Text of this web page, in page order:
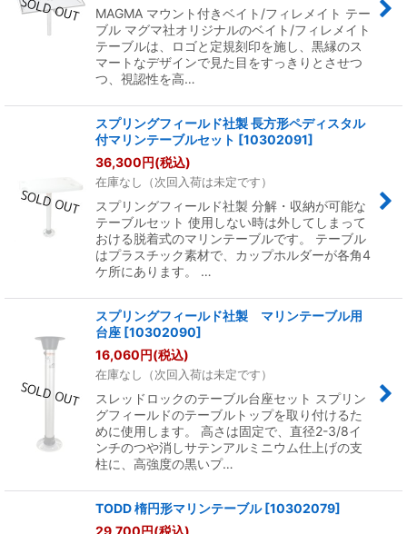
MAGMA マウント付きベイト/フィレメイト テー
ブル マグマ社オリジナルのベイト/フィレメイト
テーブルは、ロゴと定規刻印を施し、黒縁のス
マートなデザインで見た目をすっきりとさせつ
つ、視認性を高…
スプリングフィールド社製 長方形ペディスタル
付マリンテーブルセット [10302091]
36,300円(税込)
在庫なし（次回入荷は未定です）
スプリングフィールド社製 分解・収納が可能な
テーブルセット 使用しない時は外してしまって
おける脱着式のマリンテーブルです。 テーブル
はプラスチック素材で、カップホルダーが各角4
ケ所にあります。 …
スプリングフィールド社製 マリンテーブル用
台座 [10302090]
16,060円(税込)
在庫なし（次回入荷は未定です）
スレッドロックのテーブル台座セット スプリン
グフィールドのテーブルトップを取り付けるた
めに使用します。 高さは固定で、直径2-3/8イ
ンチのつや消しサテンアルミニウム仕上げの支
柱に、高強度の黒いプ…
TODD 楕円形マリンテーブル [10302079]
29,700円(税込)